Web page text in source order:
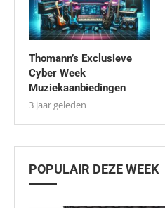
Thomann’s Exclusieve
Cyber Week
Muziekaanbiedingen
3 jaar geleden
POPULAIR DEZE WEEK